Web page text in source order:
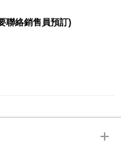
聯絡銷售員預訂)